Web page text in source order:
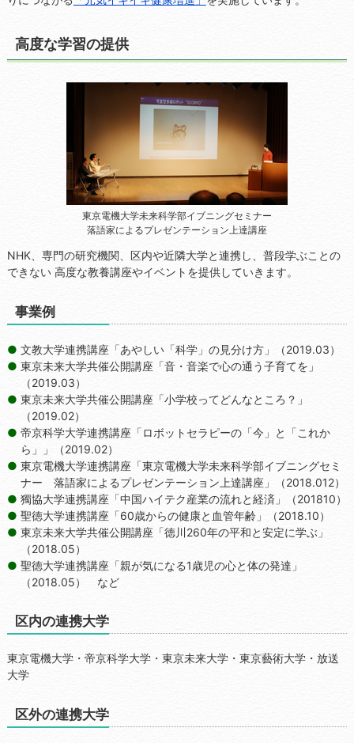
高度な学習の提供
東京電機大学未来科学部イブニングセミナー
落語家によるプレゼンテーション上達講座
NHK、専門の研究機関、区内や近隣大学と連携し、普段学ぶことの
できない 高度な教養講座やイベントを提供していきます。
事業例
文教大学連携講座「あやしい「科学」の見分け方」（2019.03）
東京未来大学共催公開講座「音・音楽で心の通う子育てを」
（2019.03）
東京未来大学共催公開講座「小学校ってどんなところ？」
（2019.02）
帝京科学大学連携講座「ロボットセラピーの「今」と「これか
ら」」（2019.02）
東京電機大学連携講座「東京電機大学未来科学部イブニングセミ
ナー 落語家によるプレゼンテーション上達講座」（2018.012）
獨協大学連携講座「中国ハイテク産業の流れと経済」（201810）
聖徳大学連携講座「60歳からの健康と血管年齢」（2018.10）
東京未来大学共催公開講座「徳川260年の平和と安定に学ぶ」
（2018.05）
聖徳大学連携講座「親が気になる1歳児の心と体の発達」
（2018.05） など
区内の連携大学
東京電機大学・帝京科学大学・東京未来大学・東京藝術大学・放送
大学
区外の連携大学